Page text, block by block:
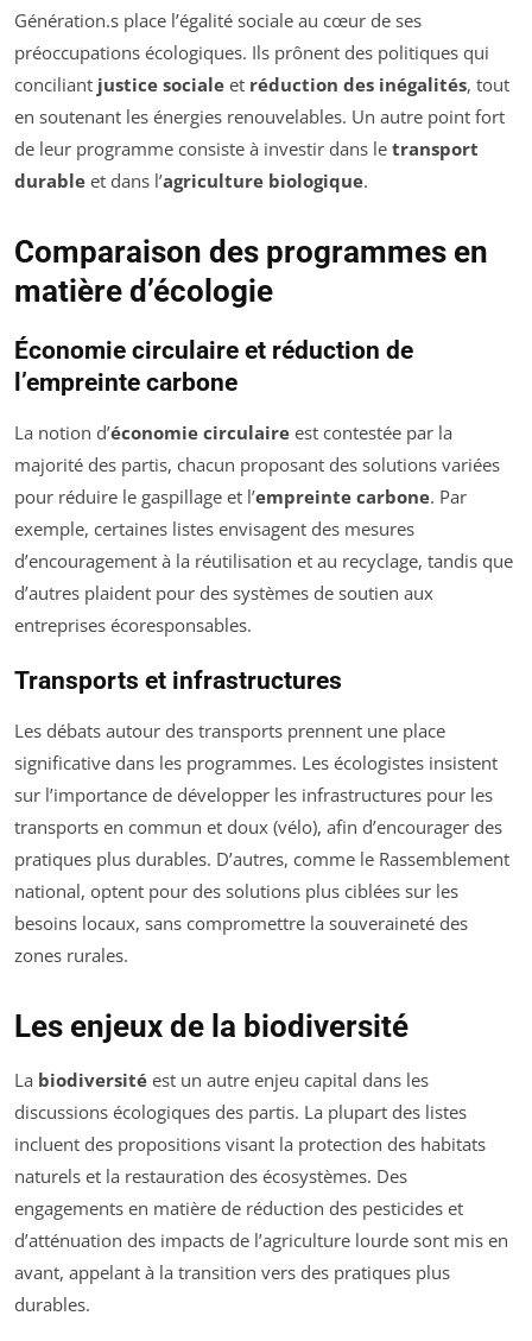
Génération.s place l’égalité sociale au cœur de ses
préoccupations écologiques. Ils prônent des politiques qui
conciliant justice sociale et réduction des inégalités, tout
en soutenant les énergies renouvelables. Un autre point fort
de leur programme consiste à investir dans le transport
durable et dans l’agriculture biologique.
Comparaison des programmes en
matière d’écologie
Économie circulaire et réduction de
l’empreinte carbone
La notion d’économie circulaire est contestée par la
majorité des partis, chacun proposant des solutions variées
pour réduire le gaspillage et l’empreinte carbone. Par
exemple, certaines listes envisagent des mesures
d’encouragement à la réutilisation et au recyclage, tandis que
d’autres plaident pour des systèmes de soutien aux
entreprises écoresponsables.
Transports et infrastructures
Les débats autour des transports prennent une place
significative dans les programmes. Les écologistes insistent
sur l’importance de développer les infrastructures pour les
transports en commun et doux (vélo), afin d’encourager des
pratiques plus durables. D’autres, comme le Rassemblement
national, optent pour des solutions plus ciblées sur les
besoins locaux, sans compromettre la souveraineté des
zones rurales.
Les enjeux de la biodiversité
La biodiversité est un autre enjeu capital dans les
discussions écologiques des partis. La plupart des listes
incluent des propositions visant la protection des habitats
naturels et la restauration des écosystèmes. Des
engagements en matière de réduction des pesticides et
d’atténuation des impacts de l’agriculture lourde sont mis en
avant, appelant à la transition vers des pratiques plus
durables.